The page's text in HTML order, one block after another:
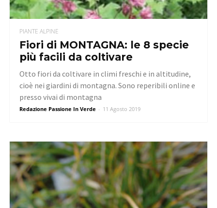
PIANTE ALPINE
Fiori di MONTAGNA: le 8 specie
più facili da coltivare
Redazione Passione In Verde - 11 Agosto 2019
Otto fiori da coltivare in climi freschi e in altitudine,
cioè nei giardini di montagna. Sono reperibili online e
presso vivai di montagna